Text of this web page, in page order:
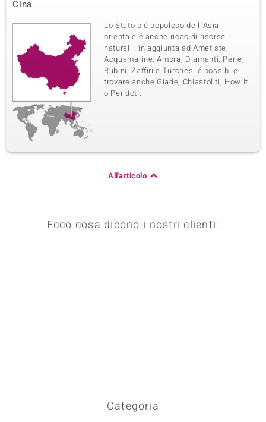
Cina
Lo Stato piú popoloso dell´Asia
orientale é anche ricco di risorse
naturali : in aggiunta ad Ametiste,
Acquamarine, Ambra, Diamanti, Perle,
Rubini, Zaffiri e Turchesi é possibile
trovare anche Giade, Chiastoliti, Howliti
o Peridoti.
All'articolo
Ecco cosa dicono i nostri clienti:
Categoria